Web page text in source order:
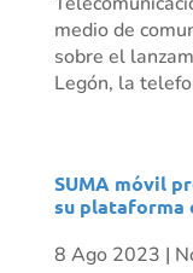
medio de
sobre el
Legón, la
SUMA móvil
su plataforma
8 Ago 2023 |